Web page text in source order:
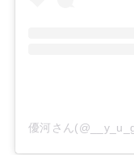
優河さん